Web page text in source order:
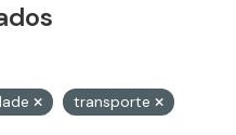
transporte